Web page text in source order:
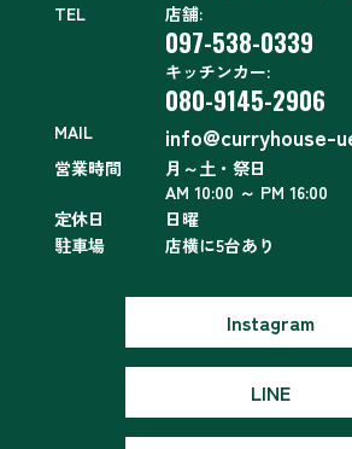
TEL
店舗:
097-538-0339
キッチンカー:
080-9145-2906
MAIL info@curryhouse-
営業時間
月～土・祭日
AM 10:00 ～ PM 16:00
定休日
日曜
駐車場
店横に5台あり
Instagram
LINE